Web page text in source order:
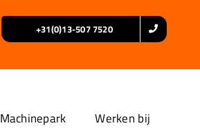
+31(0)13-507 7520
Machinepark Werken bij